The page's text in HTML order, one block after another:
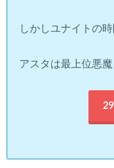
しかしユナイトの時
アスタは最上位悪